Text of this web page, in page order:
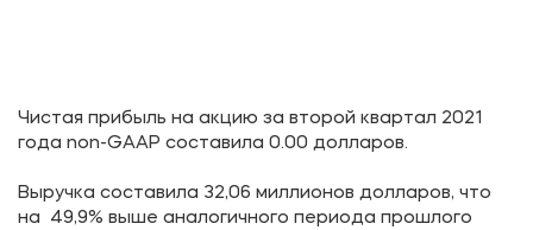
Чистая прибыль на акцию за второй квартал 2021
года non-GAAP составила 0.00 долларов.
Выручка составила 32,06 миллионов долларов, что
на 49,9% выше аналогичного периода прошлого